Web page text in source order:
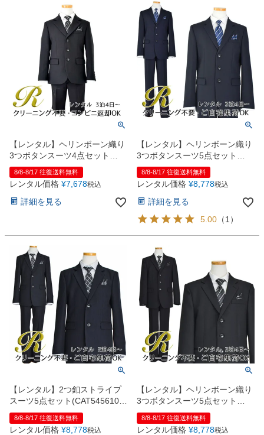
【レンタル】ヘリンボーン織り
3つボタンスーツ4点セット
(CAT545411) ブラック
8/8-8/17 往復送料無料
レンタル価格 ¥7,678税込
詳細を見る
【レンタル】ヘリンボーン織り
3つボタンスーツ5点セット
(CAT545611)ネイビー
8/8-8/17 往復送料無料
レンタル価格 ¥8,778税込
詳細を見る
5.00 （1）
【レンタル】2つ釦ストライプ
スーツ5点セット(CAT545610)
ブラック
8/8-8/17 往復送料無料
レンタル価格 ¥8,778税込
【レンタル】ヘリンボーン織り
3つボタンスーツ5点セット
(CAT545611)ブラック
8/8-8/17 往復送料無料
レンタル価格 ¥8,778税込